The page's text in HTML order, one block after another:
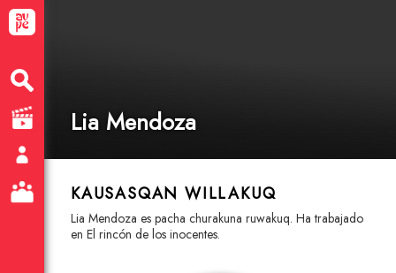
Lia Mendoza
KAUSASQAN WILLAKUQ
Lia Mendoza es pacha churakuna ruwakuq. Ha trabajado
en El rincón de los inocentes.